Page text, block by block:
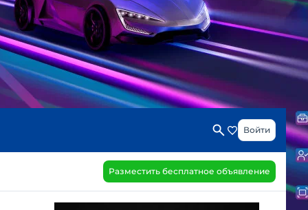
Войти
Разместить бесплатное объявление